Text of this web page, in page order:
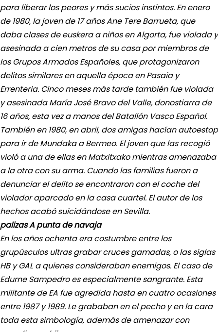
para liberar los peores y más sucios instintos. En enero
de 1980, la joven de 17 años Ane Tere Barrueta, que
daba clases de euskera a niños en Algorta, fue violada y
asesinada a cien metros de su casa por miembros de
los Grupos Armados Españoles, que protagonizaron
delitos similares en aquella época en Pasaia y
Errenteria. Cinco meses más tarde también fue violada
y asesinada María José Bravo del Valle, donostiarra de
16 años, esta vez a manos del Batallón Vasco Español.
También en 1980, en abril, dos amigas hacían autoestop
para ir de Mundaka a Bermeo. El joven que las recogió
violó a una de ellas en Matxitxako mientras amenazaba
a la otra con su arma. Cuando las familias fueron a
denunciar el delito se encontraron con el coche del
violador aparcado en la casa cuartel. El autor de los
hechos acabó suicidándose en Sevilla.
palizas A punta de navaja
En los años ochenta era costumbre entre los
grupúsculos ultras grabar cruces gamadas, o las siglas
HB y GAL a quienes consideraban enemigos. El caso de
Edurne Sampedro es especialmente sangrante. Esta
militante de EA fue agredida hasta en cuatro ocasiones
entre 1987 y 1989. Le grababan en el pecho y en la cara
toda esta simbología, además de amenazar con